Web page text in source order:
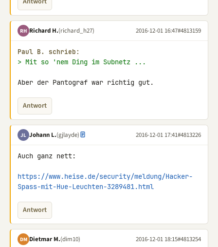
RH Richard H.(richard_h27) 2016-12-01 16:47#4813159
Paul B. schrieb:
> Mit so 'nem Ding im Subnetz ...
Aber der Pantograf war richtig gut.
Antwort
JL Johann L.(gjlayde) 2016-12-01 17:41#4813226
Auch ganz nett:
https://www.heise.de/security/meldung/Hacker-
Spass-mit-Hue-Leuchten-3289481.html
Antwort
DM Dietmar M.(dim10) 2016-12-01 18:15#4813254